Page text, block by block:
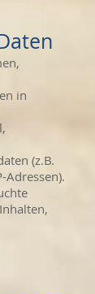
in
(z.B.
Adressen).